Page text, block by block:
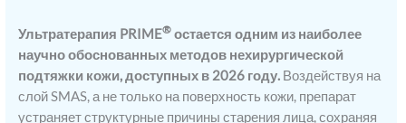
Ультратерапия PRIME® остается одним из наиболее
научно обоснованных методов нехирургической
подтяжки кожи, доступных в 2026 году. Воздействуя на
слой SMAS, а не только на поверхность кожи, препарат
устраняет структурные причины старения лица, сохраняя